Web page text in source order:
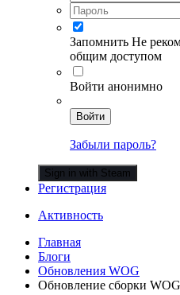
Запомнить Не
общим доступом
Войти анонимно
Войти
Забыли пароль?
Sign in with Steam
Регистрация
Активность
Главная
Блоги
Обновления WOG
Обновление сборки